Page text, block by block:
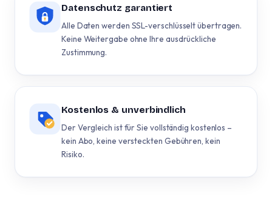
Datenschutz garantiert
Alle Daten werden SSL-verschlüsselt übertragen.
Keine Weitergabe ohne Ihre ausdrückliche
Zustimmung.
Kostenlos & unverbindlich
Der Vergleich ist für Sie vollständig kostenlos –
kein Abo, keine versteckten Gebühren, kein
Risiko.